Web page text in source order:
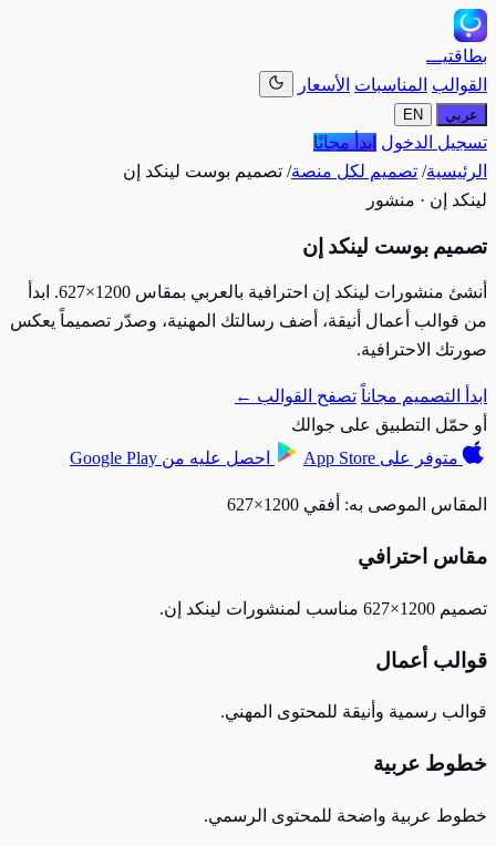
بطاقتيـــ
القوالب المناسبات الأسعار
عربي EN
تسجيل الدخول ابدأ مجانًا
الرئيسية/ تصميم لكل منصة/ تصميم بوست لينكد إن
لينكد إن · منشور
تصميم بوست لينكد إن
أنشئ منشورات لينكد إن احترافية بالعربي بمقاس 1200×627. ابدأ
من قوالب أعمال أنيقة، أضف رسالتك المهنية، وصدّر تصميماً يعكس
صورتك الاحترافية.
ابدأ التصميم مجاناً تصفح القوالب ←
أو حمّل التطبيق على جوالك
متوفر على App Store احصل عليه من Google Play
المقاس الموصى به: أفقي 1200×627
مقاس احترافي
تصميم 1200×627 مناسب لمنشورات لينكد إن.
قوالب أعمال
قوالب رسمية وأنيقة للمحتوى المهني.
خطوط عربية
خطوط عربية واضحة للمحتوى الرسمي.